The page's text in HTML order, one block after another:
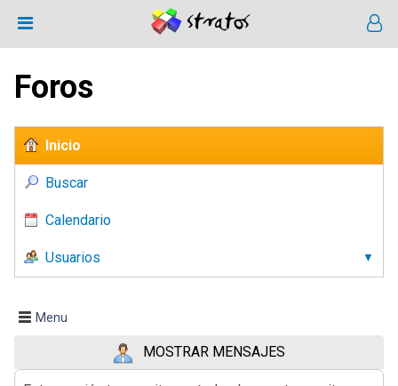
Foros
Inicio
Buscar
Calendario
Usuarios
Menu
MOSTRAR MENSAJES